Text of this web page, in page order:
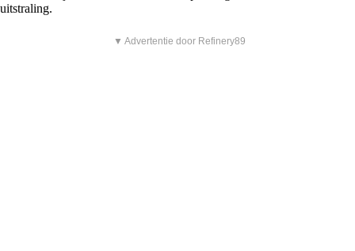
uitstraling.
▼ Advertentie door Refinery89